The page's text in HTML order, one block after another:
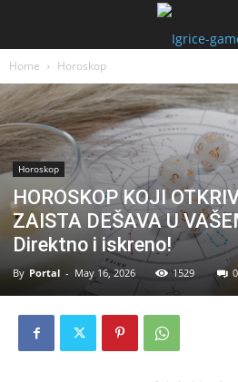
Home Horoskop
Horoskop
HOROSKOP KOJI
ZAISTA DEŠAVA U
Direktno i iskreno!
By Portal - May 16, 2026 1529 0